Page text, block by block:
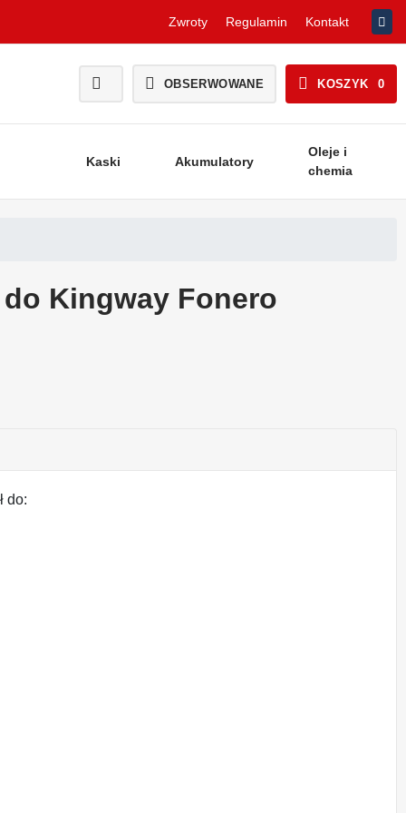
Zwroty Regulamin Kontakt
OBSERWOWANE KOSZYK 0
Kaski Akumulatory
Oleje i
chemia
do Kingway Fonero
do: